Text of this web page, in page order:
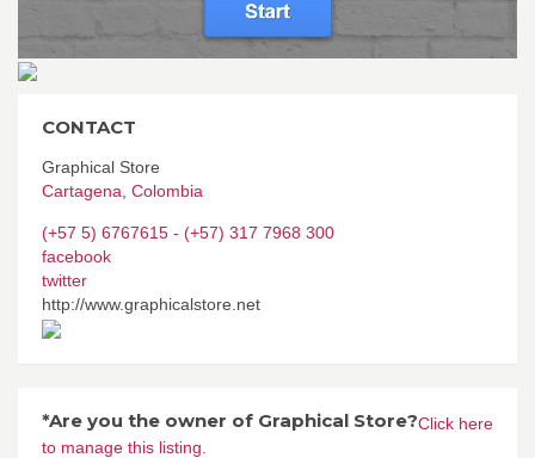
CONTACT
Graphical Store
Cartagena Colombia
(+57 5) 6767615 - (+57) 317 7968 300
facebook
twitter
http://www.graphicalstore.net
*Are you the owner of Graphical Store?Click here
to manage this listing.